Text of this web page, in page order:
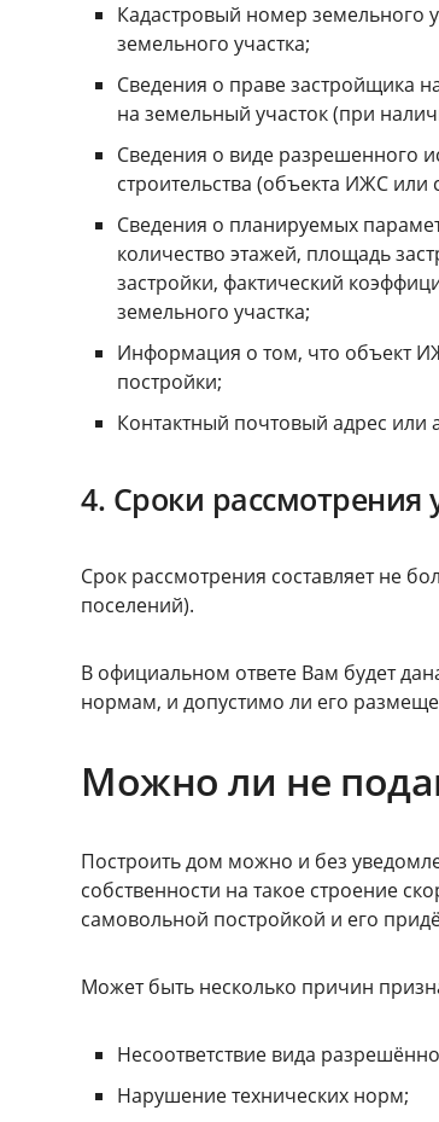
Кадастровый номер земельного
земельного участка;
Сведения о праве застройщика
на земельный участок (при
Сведения о виде разрешенного
строительства (объекта ИЖС или
Сведения о планируемых
количество этажей, площадь
застройки, фактический
земельного участка;
Информация о том, что объект
постройки;
Контактный почтовый адрес или
4. Сроки рассмотрения
Срок рассмотрения составляет не
поселений).
В официальном ответе Вам будет
нормам, и допустимо ли его
Можно ли не
Построить дом можно и без
собственности на такое строение
самовольной постройкой и его
Может быть несколько причин
Несоответствие вида
Нарушение технических норм;